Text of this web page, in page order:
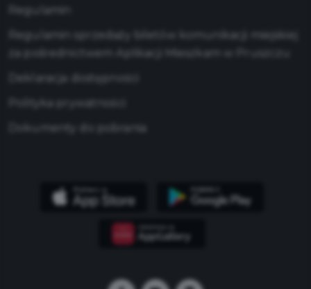
Regulamin
Regulamin sprzedaży biletów komunikacji miejskiej
za pośrednictwem Aplikacji Mieszkam w Pruszczu
Deklaracja dostępności
Polityka prywatności
Dokumenty do pobrania